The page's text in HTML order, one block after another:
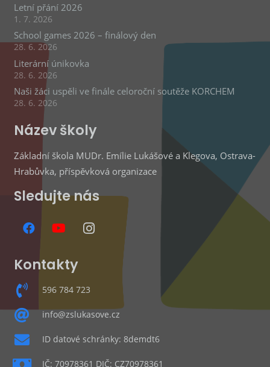
Letní přání 2026
1. 7. 2026
School games 2026 – finálový den
28. 6. 2026
Literární únikovka
28. 6. 2026
Naši žáci uspěli ve finále celoroční soutěže KORCHEM
28. 6. 2026
Název školy
Základní škola MUDr. Emílie Lukášové a Klegova, Ostrava-
Hrabůvka, příspěvková organizace
Sledujte nás
Kontakty
596 784 723
info@zslukasove.cz
ID datové schránky: 8demdt6
IČ: 70978361 DIČ: CZ70978361